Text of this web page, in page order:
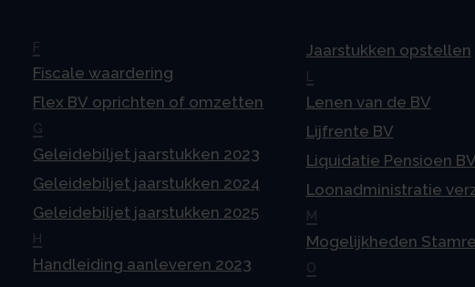
F
Fiscale waardering
Flex BV oprichten of omzetten
G
Geleidebiljet jaarstukken 2023
Geleidebiljet jaarstukken 2024
Geleidebiljet jaarstukken 2025
H
Handleiding aanleveren 2023
Jaarstukken opstellen
Lenen van de BV
Lijfrente BV
Liquidatie Pensioen BV
Loonadministratie
M
Mogelijkheden
O